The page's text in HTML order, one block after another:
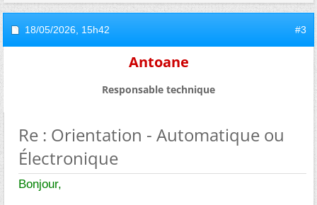
18/05/2026, 15h42 #3
Antoane
Responsable technique
Re : Orientation - Automatique ou
Électronique
Bonjour,